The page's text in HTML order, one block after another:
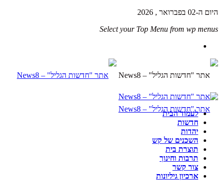
היום ה-02 בפברואר , 2026
Select your Top Menu from wp menus
לעמוד הבית
חדשות
יהדות
השכנים של קש
תוצרת בית
תרבות וחינוך
צור קשר
ארכיון גיליונות